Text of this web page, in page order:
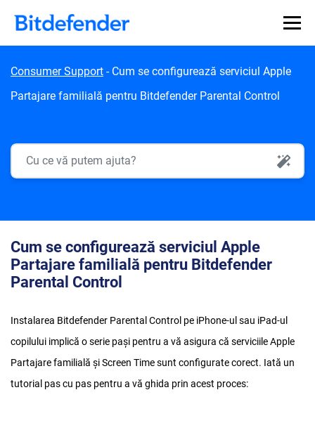
Consumer Support - Cum se configurează serviciul Apple
Partajare familială pentru Bitdefender Parental Control
Cum se configurează serviciul Apple
Partajare familială pentru Bitdefender
Parental Control
Instalarea Bitdefender Parental Control pe iPhone-ul sau iPad-ul
copilului implică o serie pași pentru a vă asigura că serviciile Apple
Partajare familială și Screen Time sunt configurate corect. Iată un
tutorial pas cu pas pentru a vă ghida prin acest proces: